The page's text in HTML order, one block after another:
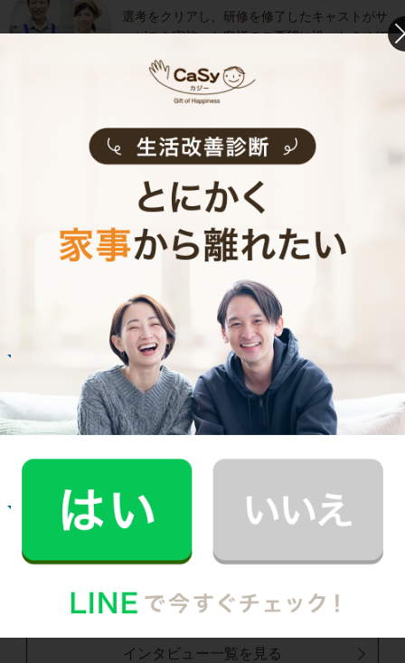
選考をクリアし、研修を修了したキャストがサ
ービスを実施。お客様のご要望に沿ったきめ細
ます。
お掃除代行のサービス内容
お掃除代行のサービス料金
ご利用者インタビュー
Customer Interview
30代 共働き 育児休暇中
いつもお家がキレイなママ友がCaSyを使って
いたんです！
お掃除
R.H.さん
30代 共働き 子育て中
普段できない時間を過ごすことができ、休日が
とても充実しました。
記事全文を見る
インタビュー一覧を見る